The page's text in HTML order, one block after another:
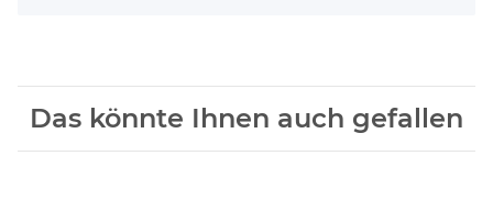
Das könnte Ihnen auch gefallen